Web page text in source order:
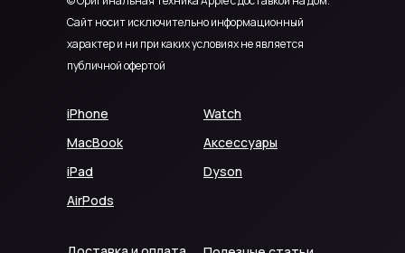
Сайт носит исключительно информационный
характер и ни при каких условиях не является
публичной офертой
Dyson
Аксессуары
Watch
AirPods
iPad
MacBook
iPhone